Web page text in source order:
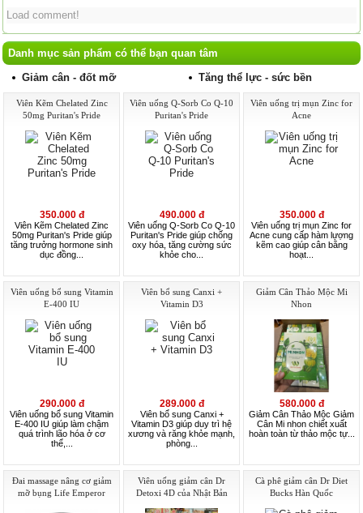
Load comment!
Danh mục sản phẩm có thể bạn quan tâm
Giảm cân - đốt mỡ
Tăng thể lực - sức bền
Viên Kẽm Chelated Zinc
50mg Puritan's Pride
350.000 đ
Viên Kẽm Chelated Zinc
50mg Puritan's Pride giúp
tăng trưởng hormone sinh
dục đồng...
Viên uống Q-Sorb Co Q-10
Puritan's Pride
490.000 đ
Viên uống Q-Sorb Co Q-10
Puritan's Pride giúp chống
oxy hóa, tăng cường sức
khỏe cho...
Viên uống trị mụn Zinc for
Acne
350.000 đ
Viên uống trị mụn Zinc for
Acne cung cấp hàm lượng
kẽm cao giúp cân bằng
hoạt...
Viên uống bổ sung Vitamin
E-400 IU
290.000 đ
Viên uống bổ sung Vitamin
E-400 IU giúp làm chậm
quá trình lão hóa ở cơ
thể,...
Viên bổ sung Canxi +
Vitamin D3
289.000 đ
Viên bổ sung Canxi +
Vitamin D3 giúp duy trì hệ
xương và răng khỏe mạnh,
phòng...
Giảm Cân Thảo Mộc Mi
Nhon
580.000 đ
Giảm Cân Thảo Mộc Giảm
Cân Mi nhon chiết xuất
hoàn toàn từ thảo mộc tự...
Đai massage nâng cơ giảm
mỡ bụng Life Emperor
Viên uống giảm cân Dr
Detoxi 4D của Nhật Bản
Cà phê giảm cân Dr Diet
Bucks Hàn Quốc